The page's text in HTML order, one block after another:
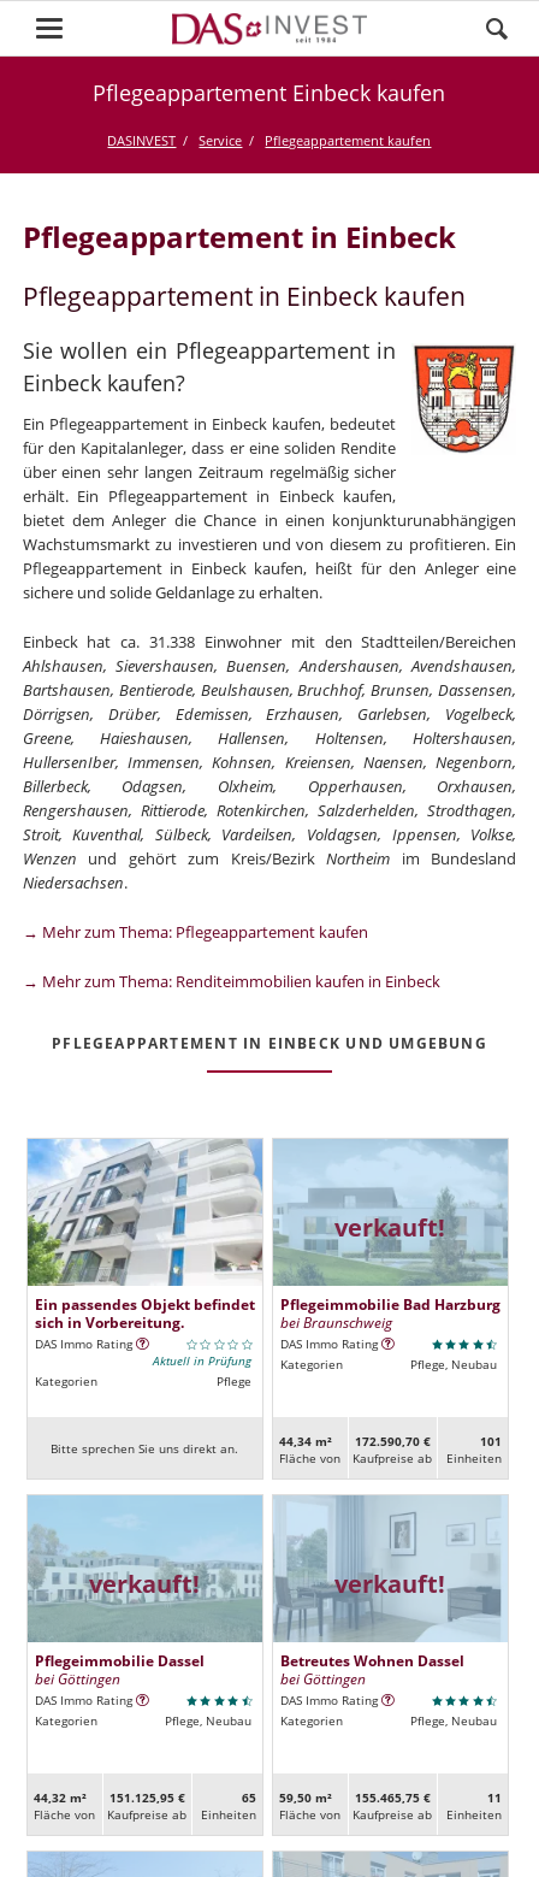
Pflegeappartement Einbeck kaufen
DASINVEST Service Pflegeappartement kaufen
Pflegeappartement in Einbeck
Pflegeappartement in Einbeck kaufen
Sie wollen ein Pflegeappartement in
Einbeck kaufen?
Ein Pflegeappartement in Einbeck kaufen, bedeutet
für den Kapitalanleger, dass er eine soliden Rendite
über einen sehr langen Zeitraum regelmäßig sicher
erhält. Ein Pflegeappartement in Einbeck kaufen,
bietet dem Anleger die Chance in einen konjunkturunabhängigen
Wachstumsmarkt zu investieren und von diesem zu profitieren. Ein
Pflegeappartement in Einbeck kaufen, heißt für den Anleger eine
sichere und solide Geldanlage zu erhalten.
Einbeck hat ca. 31.338 Einwohner mit den Stadtteilen/Bereichen
Ahlshausen, Sievershausen, Buensen, Andershausen, Avendshausen,
Bartshausen, Bentierode, Beulshausen, Bruchhof, Brunsen, Dassensen,
Dörrigsen, Drüber, Edemissen, Erzhausen, Garlebsen, Vogelbeck,
Greene, Haieshausen, Hallensen, Holtensen, Holtershausen,
HullersenIber, Immensen, Kohnsen, Kreiensen, Naensen, Negenborn,
Billerbeck, Odagsen, Olxheim, Opperhausen, Orxhausen,
Rengershausen, Rittierode, Rotenkirchen, Salzderhelden, Strodthagen,
Stroit, Kuventhal, Sülbeck, Vardeilsen, Voldagsen, Ippensen, Volkse,
Wenzen und gehört zum Kreis/BezirkNortheim im Bundesland
Niedersachsen.
→ Mehr zum Thema: Pflegeappartement kaufen
→ Mehr zum Thema: Renditeimmobilien kaufen in Einbeck
PFLEGEAPPARTEMENT IN EINBECK UND UMGEBUNG
Ein passendes Objekt befindet
sich in Vorbereitung.
DAS Immo Rating
Aktuell in Prüfung
Kategorien
Pflege
Bitte sprechen Sie uns direkt an.
verkauft!
Pflegeimmobilie Bad Harzburg
bei Braunschweig
DAS Immo Rating
Kategorien
Pflege, Neubau
44,34 m²
Fläche von
172.590,70 €
Kaufpreise ab
101
Ein­heiten
verkauft!
Pflegeimmobilie Dassel
bei Göttingen
DAS Immo Rating
Kategorien
Pflege, Neubau
44,32 m²
Fläche von
151.125,95 €
Kaufpreise ab
65
Ein­heiten
verkauft!
Betreutes Wohnen Dassel
bei Göttingen
DAS Immo Rating
Kategorien
Pflege, Neubau
59,50 m²
Fläche von
155.465,75 €
Kaufpreise ab
11
Ein­heiten